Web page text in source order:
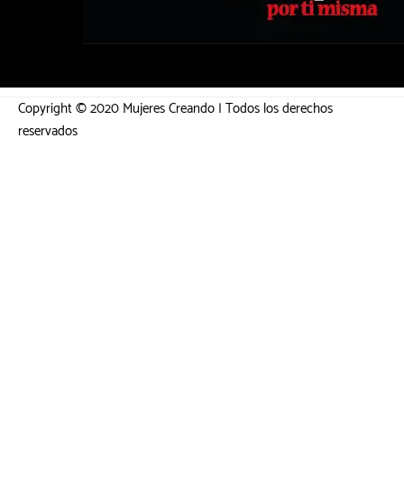
Copyright © 2020 Mujeres Creando | Todos los derechos
reservados